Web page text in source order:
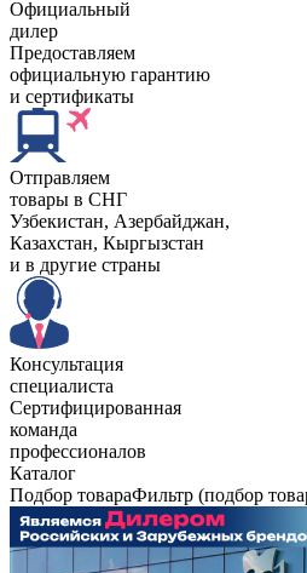
Официальный
дилер
Предоставляем
официальную гарантию
и сертификаты
Отправляем
товары в СНГ
Узбекистан, Aзербайджан,
Казахстан, Кыргызстан
и в другие страны
Консультация
специалиста
Сертифицированная
команда
профессионалов
Каталог
Подбор товараФильтр (подбор